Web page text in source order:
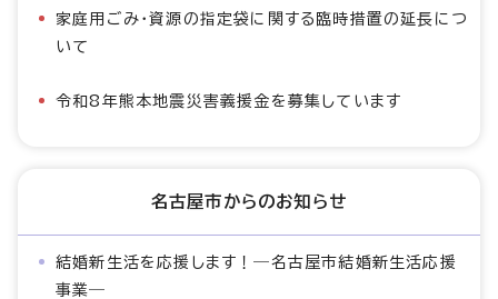
家庭用ごみ・資源の指定袋に関する臨時措置の延長につ
いて
令和8年熊本地震災害義援金を募集しています
名古屋市からのお知らせ
結婚新生活を応援します！―名古屋市結婚新生活応援
事業―